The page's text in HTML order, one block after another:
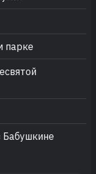
парке